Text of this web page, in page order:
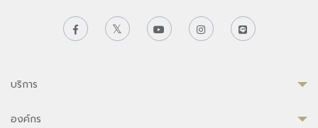
บริการ
องค์กร